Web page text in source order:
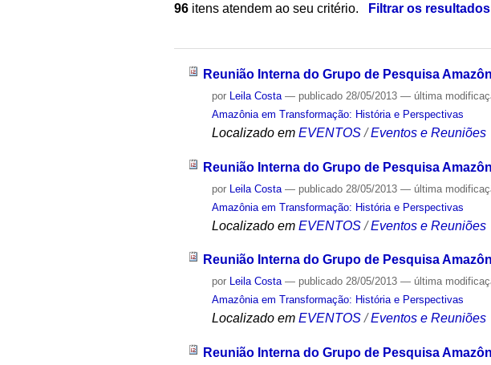
96 itens atendem ao seu critério.
Filtrar os resultados
Reunião Interna do Grupo de Pesquisa
por Leila Costa — publicado 28/05/2013— última
Amazônia em Transformação: História e Perspectivas
Localizado em EVENTOS /Eventos e Reuniões
Reunião Interna do Grupo de Pesquisa
por Leila Costa — publicado 28/05/2013— última
Amazônia em Transformação: História e Perspectivas
Localizado em EVENTOS /Eventos e Reuniões
Reunião Interna do Grupo de Pesquisa
por Leila Costa — publicado 28/05/2013— última
Amazônia em Transformação: História e Perspectivas
Localizado em EVENTOS /Eventos e Reuniões
Reunião Interna do Grupo de Pesquisa